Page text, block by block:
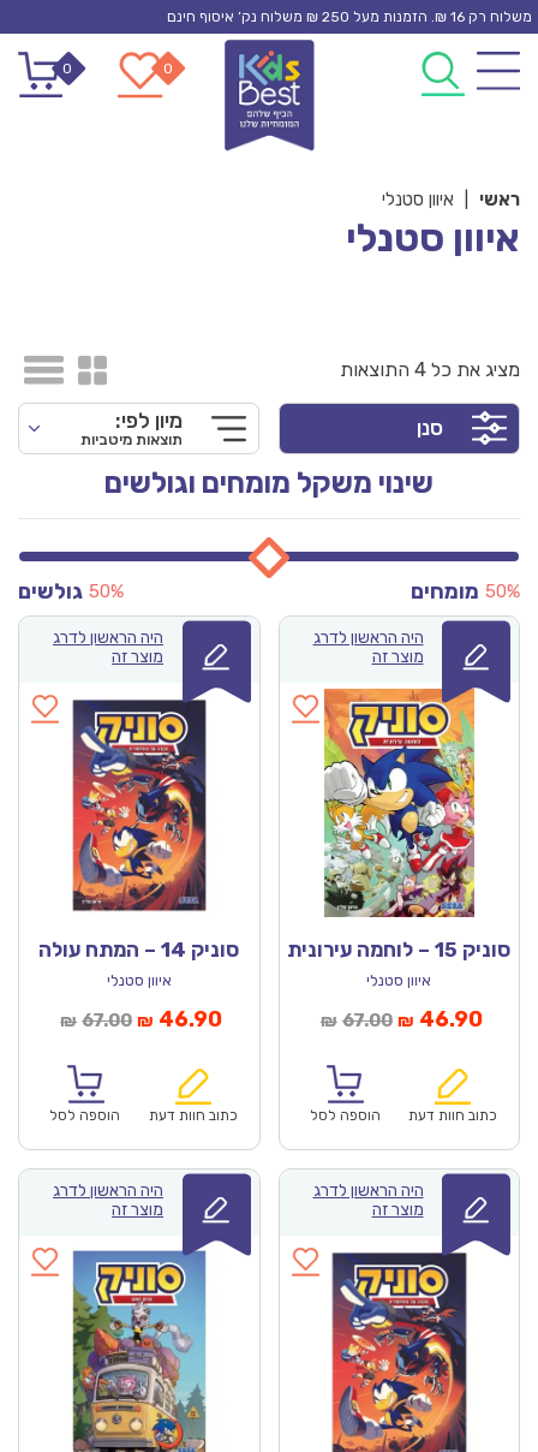
Skip
content
משלוח רק 16 ₪. הזמנות מעל 250 ₪ משלוח נק’ איסוף חינם
0
0
ראשי איוון סטנלי
איוון סטנלי
מציג את כל 4 התוצאות
סנן מיון לפי:
תוצאות מיטביות
שינוי משקל מומחים וגולשים
מומחים 50% גולשים 50%
היה הראשון לדרג
מוצר זה
סוניק 15 – לוחמה עירונית
איוון סטנלי
₪ 67.00המחיר
₪67.00.
₪ 46.90
כתוב חוות דעת הוספה לסל
היה הראשון לדרג
מוצר זה
סוניק 14 – המתח עולה
איוון סטנלי
₪ 67.00המחיר
₪67.00.
₪ 46.90המחיר
₪46.90.
כתוב חוות דעת הוספה לסל
היה הראשון לדרג
מוצר זה
היה הראשון לדרג
מוצר זה